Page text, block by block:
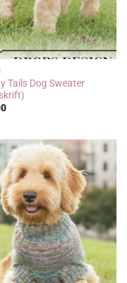
Tails Dog Sweater